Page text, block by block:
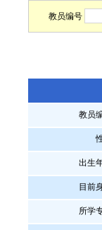
教员编号
教员
出生
目前
所学